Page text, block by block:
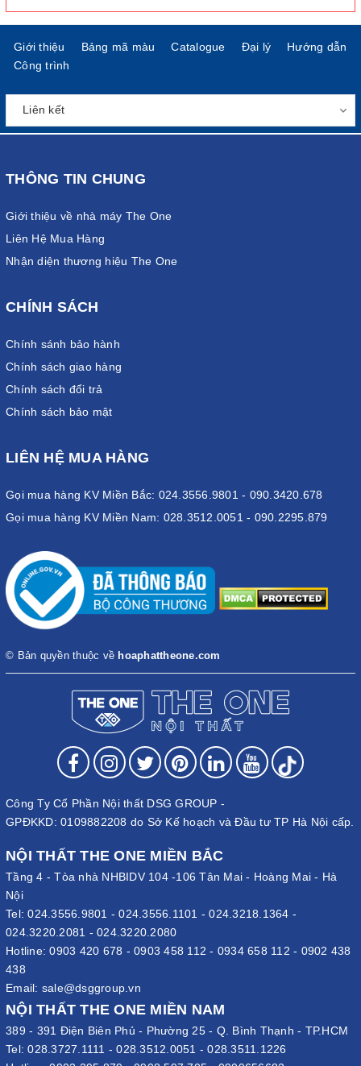
Giới thiệu Bảng mã màu Catalogue Đại lý
Hướng dẫn
Công trình
THÔNG TIN CHUNG
Giới thiệu về nhà máy The One
Liên Hệ Mua Hàng
Nhận diện thương hiệu The One
CHÍNH SÁCH
Chính sánh bảo hành
Chính sách giao hàng
Chính sách đổi trả
Chính sách bảo mật
LIÊN HỆ MUA HÀNG
Gọi mua hàng KV Miền Bắc: 024.3556.9801 - 090.3420.678
Gọi mua hàng KV Miền Nam: 028.3512.0051 - 090.2295.879
© Bản quyền thuộc về hoaphattheone.com
Công Ty Cổ Phần Nội thất DSG GROUP -
GPĐKKD: 0109882208 do Sở Kế hoạch và Đầu tư TP Hà Nội cấp.
NỘI THẤT THE ONE MIỀN BẮC
Tầng 4 - Tòa nhà NHBIDV 104 -106 Tân Mai - Hoàng Mai - Hà
Nội
Tel:024.3556.9801 -024.3556.1101 -024.3218.1364 -
024.3220.2081 - 024.3220.2080
Hotline:0903 420 678 - 0903 458 112 - 0934 658 112 - 0902 438
438
Email: sale@dsggroup.vn
NỘI THẤT THE ONE MIỀN NAM
389 - 391 Điện Biên Phủ - Phường 25 - Q. Bình Thạnh - TP.HCM
Tel:028.3727.1111 -028.3512.0051 -028.3511.1226